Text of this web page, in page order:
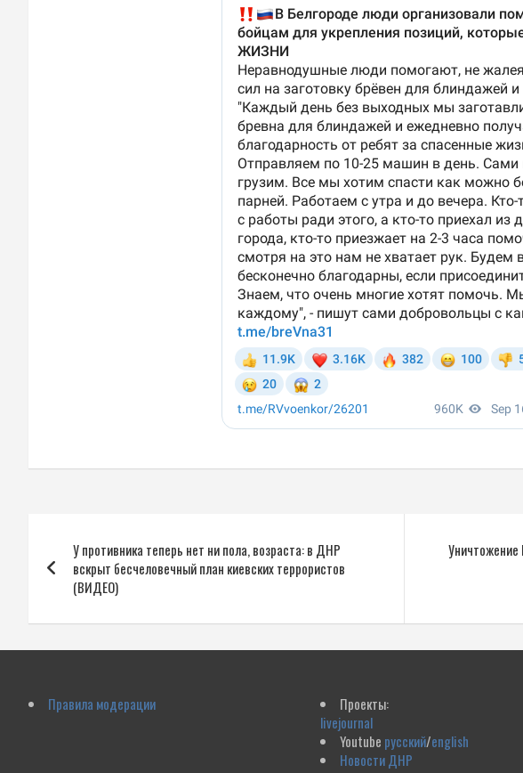
по
записям
У противника теперь нет ни пола, возраста: в ДНР
вскрыт бесчеловечный план киевских террористов
(ВИДЕО)
Правила модерации
Проекты:
livejournal
Youtube русский/english
Новости ДНР